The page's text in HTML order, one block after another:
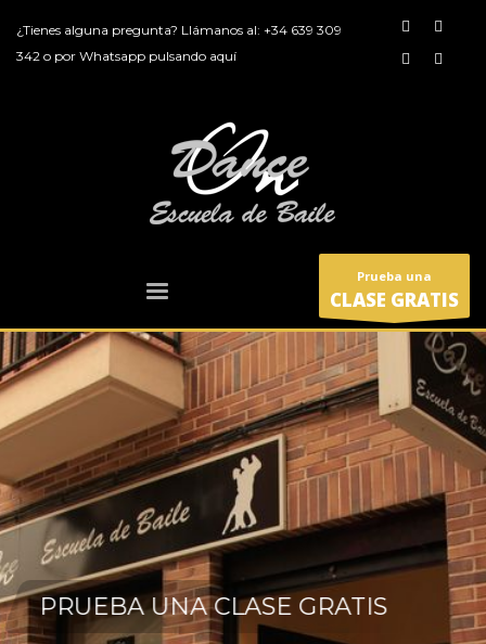
¿Tienes alguna pregunta? Llámanos al: +34 639 309
342 o por Whatsapp pulsando aquí
Prueba una
CLASE GRATIS
PRUEBA UNA CLASE GRATIS